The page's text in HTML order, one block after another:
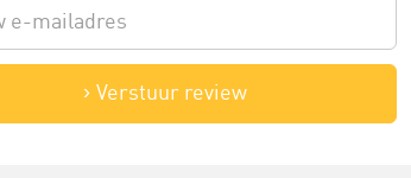
Verstuur review